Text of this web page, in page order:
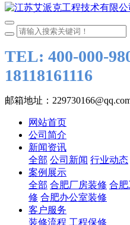
TEL: 400-000-
18118161116
邮箱地址：
网站首页
公司简介
新闻资讯
全部 公司新闻 行业动态
案例展示
全部 合肥厂房装修 合肥
修 合肥办公室装修
客户服务
装修流程 工程保修